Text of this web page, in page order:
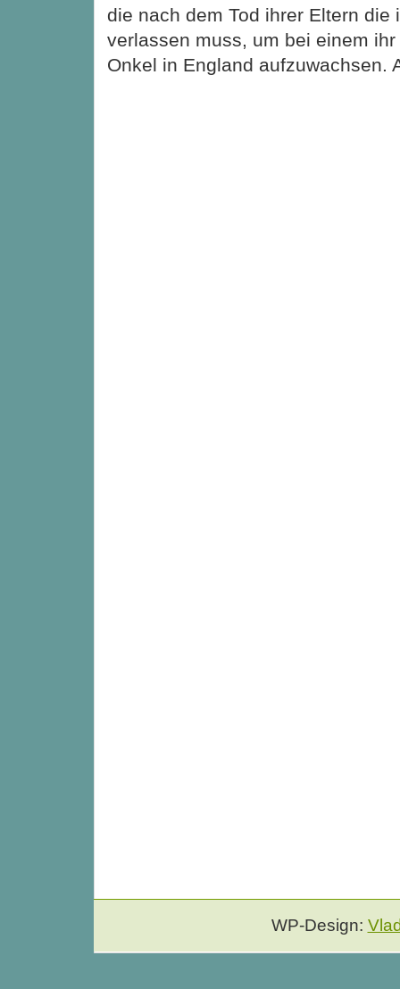
die nach dem Tod ihrer Eltern die
verlassen muss, um bei einem
Onkel in England aufzuwachsen.
WP-Design: